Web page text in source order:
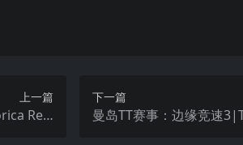
上一篇
Real
下一篇
曼岛TT赛事：边缘竞速